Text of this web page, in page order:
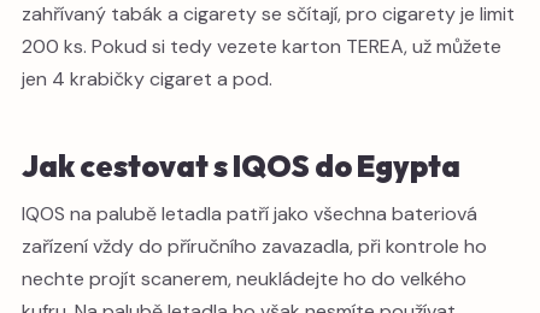
zahřívaný tabák a cigarety se sčítají, pro cigarety je limit
200 ks. Pokud si tedy vezete karton TEREA, už můžete
jen 4 krabičky cigaret a pod.
Jak cestovat s IQOS do Egypta
IQOS na palubě letadla patří jako všechna bateriová
zařízení vždy do příručního zavazadla, při kontrole ho
nechte projít scanerem, neukládejte ho do velkého